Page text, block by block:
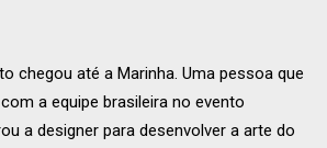
chegou até a Marinha. Uma pessoa que
a equipe brasileira no evento
a designer para desenvolver a arte do